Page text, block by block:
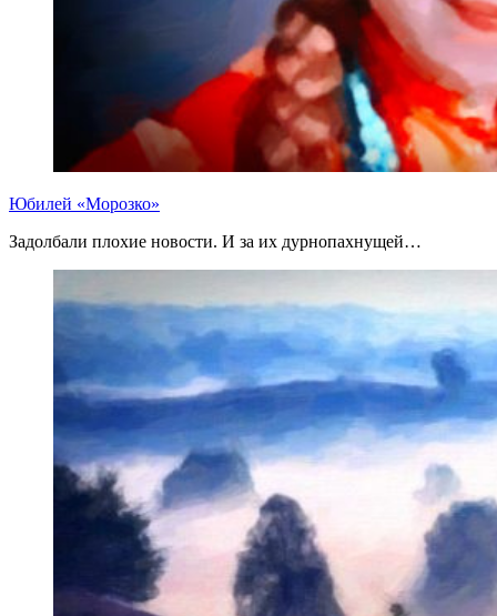
Юбилей «Морозко»
Задолбали плохие новости. И за их дурнопахнущей…